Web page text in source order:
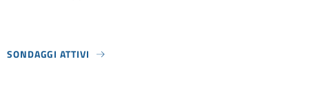
SONDAGGI ATTIVI